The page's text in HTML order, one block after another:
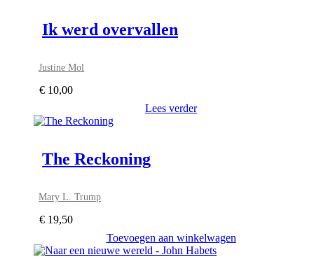
Ik werd overvallen
Justine Mol
€ 10,00
Lees verder
The Reckoning
Mary L. Trump
€ 19,50
Toevoegen aan winkelwagen